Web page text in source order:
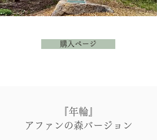
購入ページ
『年輪』
アファンの森バージョン